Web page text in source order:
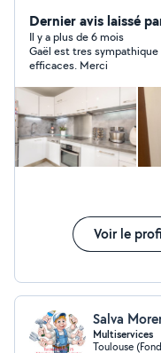
mets mon savoir-faire
problème, trouver
Terrassement, VRD,
de sols Bricolage, travaux intérieurs/extérieurs et
petites réparations Mécanique et diagnostic de
problèmes courants Conseils et analyse technique
avant travaux Je privilégie les interventions ponctuelles,
réalisables en
end. Vous avez un projet ou un problème et ne savez
vous aider. Petite précision : avec la version gratuite
d'AlloVoisins, je suis
réponds pas, ce n'est
Dernier avis laissé
Il y a plus de 6 mois
Gaël est tres
efficaces. Merci
Voir le
Salva
Multiservices
Toulouse